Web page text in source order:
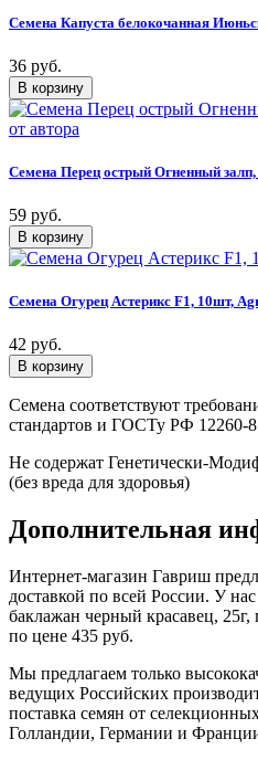
Семена Капуста белокочанная
36 руб.
Семена Перец острый Огненный залп,
59 руб.
Семена Огурец Астерикс F1, 10шт,
42 руб.
Семена соответствуют
стандартов и ГОСТу РФ 12260-
Не содержат Генетически-
(без вреда для здоровья)
Дополнительная
Интернет-магазин Гавриш
доставкой по всей России. У
баклажан черный красавец,
по цене 435 руб.
Мы предлагаем только
ведущих Российских
поставка семян от
Голландии, Германии и